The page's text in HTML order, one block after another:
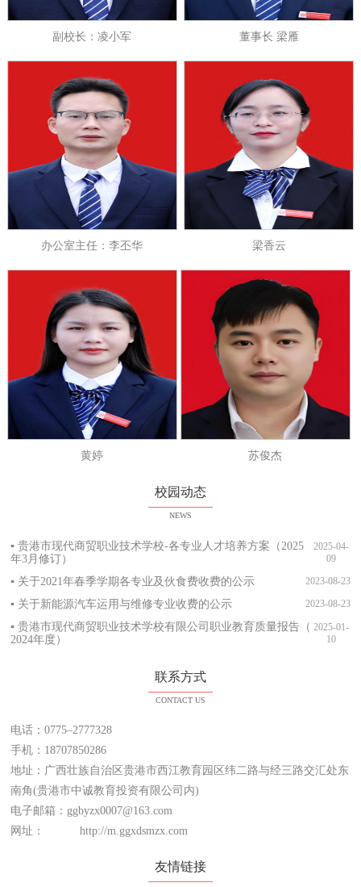
副校长：凌小军 董事长 梁雁
办公室主任：李丕华 梁香云
黄婷 苏俊杰
校园动态
NEWS
▪ 贵港市现代商贸职业技术学校-各专业人才培养方案（2025
年3月修订）
2025-04-
09
▪ 关于2021年春季学期各专业及伙食费收费的公示 2023-08-23
▪ 关于新能源汽车运用与维修专业收费的公示 2023-08-23
▪ 贵港市现代商贸职业技术学校有限公司职业教育质量报告（
2024年度）
2025-01-
10
联系方式
CONTACT US
电话：0775–2777328
手机： 18707850286
地址：广西壮族自治区贵港市西江教育园区纬二路与经三路交汇处东
南角(贵港市中诚教育投资有限公司内)
电子邮箱：ggbyzx0007@163.com
网址：http://m.ggxdsmzx.com
友情链接